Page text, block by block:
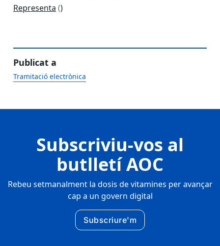
Representa ()
Publicat a
Tramitació electrònica
Subscriviu-vos al
butlletí AOC
Rebeu setmanalment la dosis de vitamines per avançar
cap a un govern digital
Subscriure'm